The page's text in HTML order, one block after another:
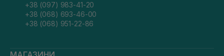
+38 (097) 983-41-20
+38 (068) 693-46-00
+38 (068) 951-22-86